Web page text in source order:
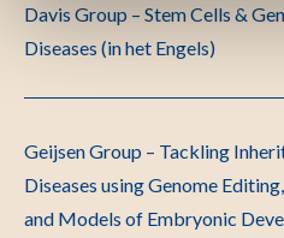
Davis Group – Stem Cells &
Diseases (in het Engels)
Geijsen Group – Tackling
Diseases using Genome
and Models of Embryonic